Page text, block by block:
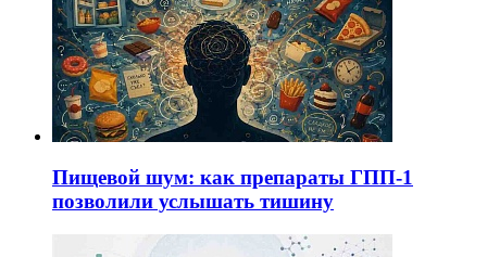
Пищевой шум: как препараты ГПП-1
позволили услышать тишину